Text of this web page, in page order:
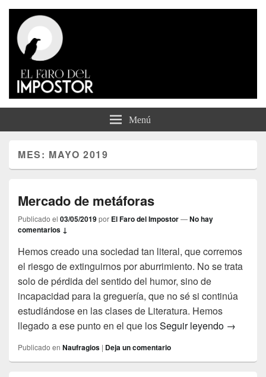
El Faro del Impostor
Menú
MES: MAYO 2019
Mercado de metáforas
Publicado el 03/05/2019por El Faro del Impostor—No hay
comentarios ↓
Hemos creado una sociedad tan literal, que corremos
el riesgo de extinguirnos por aburrimiento. No se trata
solo de pérdida del sentido del humor, sino de
incapacidad para la greguería, que no sé si continúa
estudiándose en las clases de Literatura. Hemos
llegado a ese punto en el que losSeguir leyendo →
Publicado en Naufragios | Deja un comentario